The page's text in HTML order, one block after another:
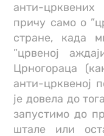
анти-
причу само о
стране, када
”црвеној
Црногораца
анти-црквеној
је довела до
запустимо до
штале или